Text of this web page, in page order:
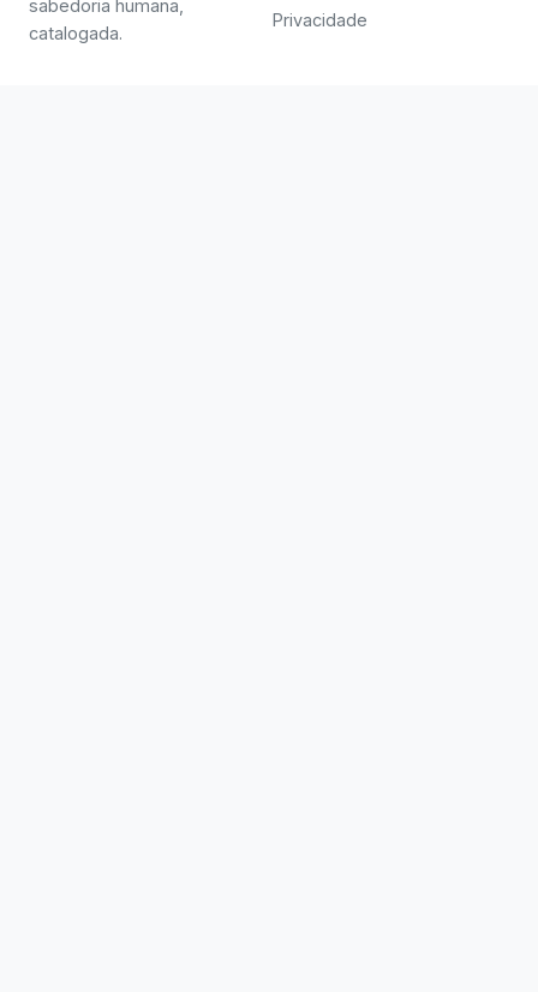
sabedoria humana,
catalogada.
Privacidade